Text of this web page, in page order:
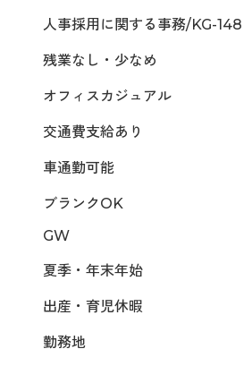
人事採用に関する事務/KG-148
残業なし・少なめ
オフィスカジュアル
交通費支給あり
車通勤可能
ブランクOK
GW
夏季・年末年始
出産・育児休暇
勤務地